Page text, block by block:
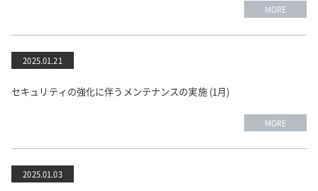
MORE
2025.01.21
セキュリティの強化に伴うメンテナンスの実施 (1月)
MORE
2025.01.03